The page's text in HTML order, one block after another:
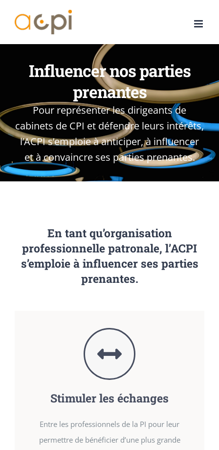
Influencer nos parties
prenantes
Pour représenter les dirigeants de
cabinets de CPI et défendre leurs intérêts,
l’ACPI s’emploie à anticiper, à influencer
et à convaincre ses parties prenantes.
En tant qu’organisation
professionnelle patronale, l’ACPI
s’emploie à influencerses parties
prenantes.
Stimuler les échanges
Entre les professionnels de la PI pour leur
permettre de bénéficier d’une plus grande